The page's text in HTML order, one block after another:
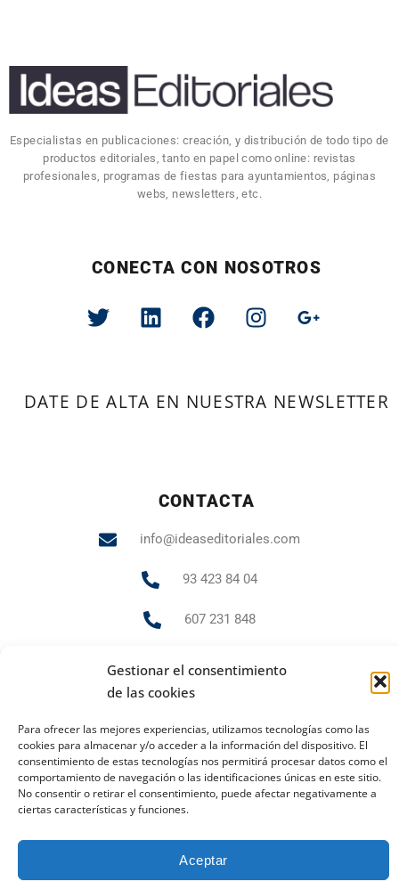
Gestionar el consentimiento
de las cookies
Para ofrecer las mejores experiencias, utilizamos tecnologías como las
cookies para almacenar y/o acceder a la información del dispositivo. El
consentimiento de estas tecnologías nos permitirá procesar datos como el
comportamiento de navegación o las identificaciones únicas en este sitio.
No consentir o retirar el consentimiento, puede afectar negativamente a
ciertas características y funciones.
Aceptar
Especialistas en publicaciones: creación, y distribución de todo tipo de
productos editoriales, tanto en papel como online: revistas
profesionales, programas de fiestas para ayuntamientos, páginas
webs, newsletters, etc.
CONECTA CON NOSOTROS
DATE DE ALTA EN NUESTRA NEWSLETTER
CONTACTA
info@ideaseditoriales.com
93 423 84 04
607 231 848
PUBLICIDAD Y MARKETING
andrea.gr@ideaseditoriales.com
Aviso Legal Política de cookies
Política de privacidad
2023 Todos los derechos reservados